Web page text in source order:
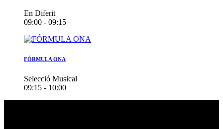
En Diferit
09:00 - 09:15
FÓRMULA ONA
Selecció Musical
09:15 - 10:00